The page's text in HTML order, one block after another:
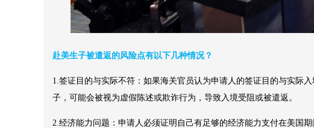
赴美生子被遣返的风险点有以下几种情况？
1.签证目的与实际不符：如果海关官员认为申请人的签证目的与实际
子，可能会被视为虚假陈述或欺诈行为，导致入境受阻或被遣返。
2.经济能力问题：申请人必须证明自己有足够的经济能力支付在美国